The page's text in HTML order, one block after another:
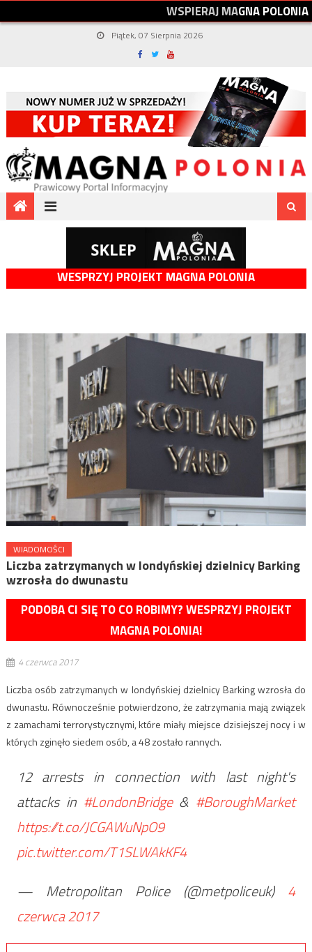
WSPIERAJMAGNAPOLONIA
Piątek, 07 Sierpnia 2026
WESPRZYJ PROJEKT MAGNA POLONIA
WIADOMOŚCI
Liczba zatrzymanych w londyńskiej dzielnicy Barking
wzrosła do dwunastu
PODOBA CI SIĘ TO CO ROBIMY? WESPRZYJ PROJEKT
MAGNA POLONIA!
4 czerwca 2017
Liczba osób zatrzymanych w londyńskiej dzielnicy Barking wzrosła do
dwunastu. Równocześnie potwierdzono, że zatrzymania mają związek
z zamachami terrorystycznymi, które miały miejsce dzisiejszej nocy i w
których zginęło siedem osób, a 48 zostało rannych.
12 arrests in connection with last night's
attacks in #LondonBridge& #BoroughMarket
https://t.co/JCGAWuNpO9
pic.twitter.com/T1SLWAkKF4
— Metropolitan Police (@metpoliceuk) 4
czerwca 2017